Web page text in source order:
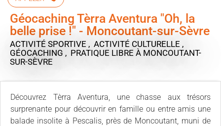
Géocaching Tèrra Aventura "Oh, la
belle prise !" - Moncoutant-sur-Sèvre
ACTIVITÉ SPORTIVE , ACTIVITÉ CULTURELLE ,
GÉOCACHING , PRATIQUE LIBRE À MONCOUTANT-
SUR-SÈVRE
Découvrez Tèrra Aventura, une chasse aux trésors
surprenante pour découvrir en famille ou entre amis une
balade insolite à Pescalis, près de Moncoutant, muni de